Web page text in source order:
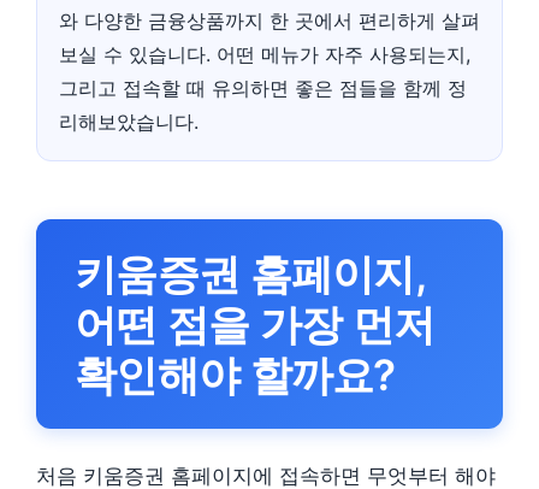
와 다양한 금융상품까지 한 곳에서 편리하게 살펴
보실 수 있습니다. 어떤 메뉴가 자주 사용되는지,
그리고 접속할 때 유의하면 좋은 점들을 함께 정
리해보았습니다.
키움증권 홈페이지,
어떤 점을 가장 먼저
확인해야 할까요?
처음 키움증권 홈페이지에 접속하면 무엇부터 해야